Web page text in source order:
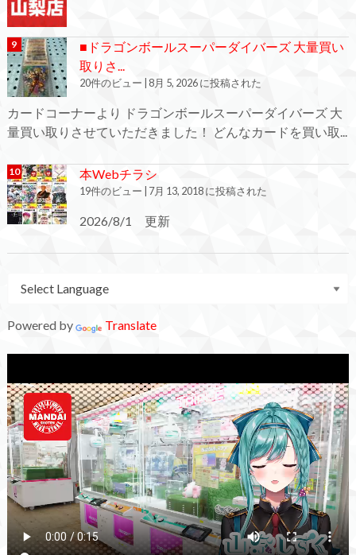
■ドラゴンボールスーパーダイバーズ 大量買い
取りさ...
20件のビュー 8月 5, 2026 に投稿された
カードコーナーより ドラゴンボールスーパーダイバーズ 大
量買い取りさせていただきました！ どんなカードを買い取...
本Webチラシ
19件のビュー 7月 13, 2018 に投稿された
2026/8/1 更新
Powered by Translate